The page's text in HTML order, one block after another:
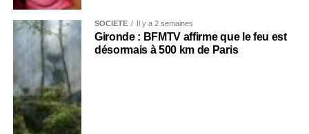
SOCIÉTÉ Il y a 2 semaines
Gironde : BFMTV affirme que le feu est
désormais à 500 km de Paris